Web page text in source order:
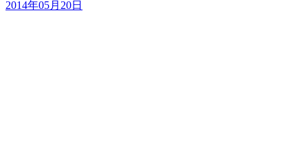
2014年05月20日